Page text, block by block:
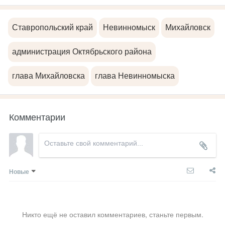
Ставропольский край Невинномыск Михайловск
администрация Октябрьского района
глава Михайловска глава Невинномыска
Комментарии
Новые
Никто ещё не оставил комментариев, станьте первым.